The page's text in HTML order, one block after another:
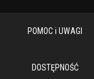
POMOC i UWAGI
DOSTĘPNOŚĆ